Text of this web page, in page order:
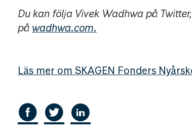
Du kan följa Vivek Wadhwa på
på wadhwa.com.
Läs mer om SKAGEN Fonders